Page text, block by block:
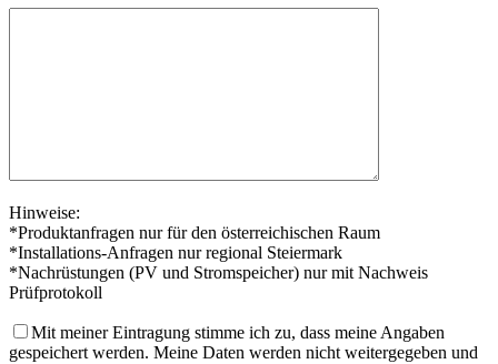
Hinweise:
*Produktanfragen nur für den österreichischen Raum
*Installations-Anfragen nur regional Steiermark
*Nachrüstungen (PV und Stromspeicher) nur mit Nachweis
Prüfprotokoll
Mit meiner Eintragung stimme ich zu, dass meine Angaben
gespeichert werden. Meine Daten werden nicht weitergegeben und